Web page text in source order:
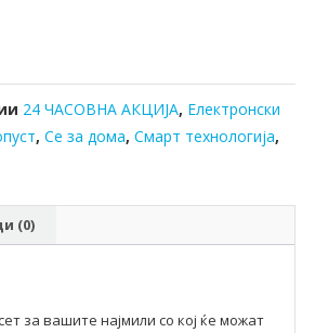
24 ЧАСОВНА АКЦИЈА, Електронски
, Се за дома, Смарт технологија,
(0)
за вашите најмили со кој ќе можат